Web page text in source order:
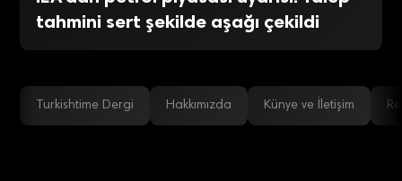
tahmini sert şekilde aşağı çekildi
Turkishtime Dergi Hakkımızda Künye ve İletişim